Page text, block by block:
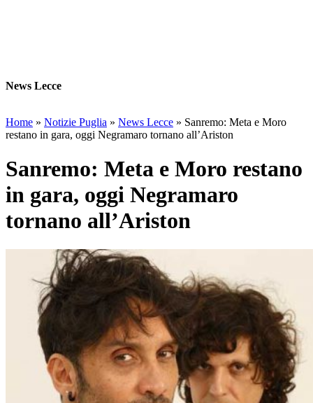
News Lecce
Home » Notizie Puglia » News Lecce » Sanremo: Meta e Moro
restano in gara, oggi Negramaro tornano all’Ariston
Sanremo: Meta e Moro restano
in gara, oggi Negramaro
tornano all’Ariston